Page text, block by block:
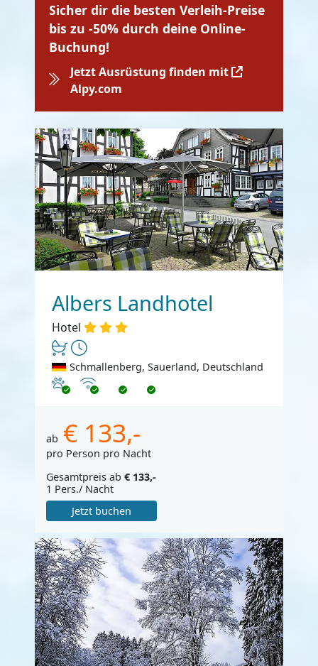
Sicher dir die besten Verleih-Preise
bis zu -50% durch deine Online-
Buchung!
Jetzt Ausrüstung finden mit
Alpy.com
Albers Landhotel
Hotel
Schmallenberg, Sauerland, Deutschland
Haustiere erlaubt
Internet
ab € 133,-
pro Person pro Nacht
Gesamtpreis ab € 133,-
1 Pers./ Nacht
Jetzt buchen